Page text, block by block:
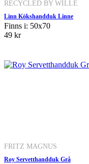
RECYCLED BY WILLE
Linn Kökshandduk Linne
Finns i: 50x70
49 kr
FRITZ MAGNUS
Roy Servetthandduk Grå